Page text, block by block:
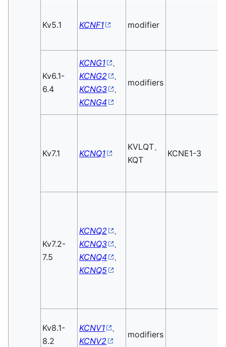
Kv5.1 KCNF1 modifier
Kv6.1-
6.4
KCNG1
、
KCNG2
、
KCNG3
、
KCNG4
modifiers
Kv7.1 KCNQ1
KVLQT、
KQT
KCNE1-3
Kv7.2-
7.5
KCNQ2
、
KCNQ3
、
KCNQ4
、
KCNQ5
Kv8.1-
8.2
KCNV1
、
KCNV2
modifiers